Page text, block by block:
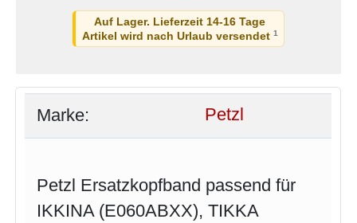
Auf Lager. Lieferzeit 14-16 Tage
Artikel wird nach Urlaub versendet 1
Marke: Petzl
Petzl Ersatzkopfband passend für
IKKINA (E060ABXX), TIKKA